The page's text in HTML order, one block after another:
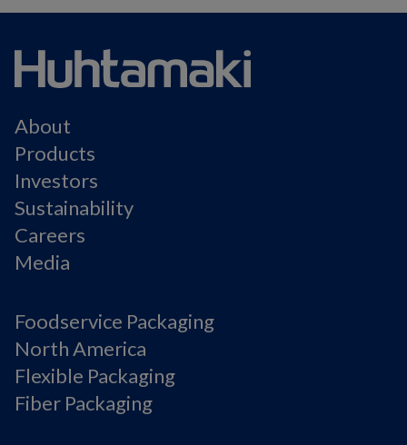
About
Products
Investors
Sustainability
Careers
Media
Foodservice Packaging
North America
Flexible Packaging
Fiber Packaging